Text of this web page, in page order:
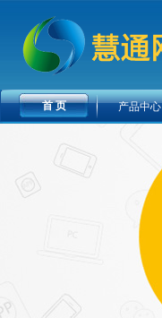
首 页 产品中心